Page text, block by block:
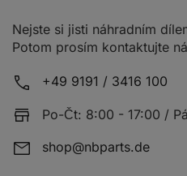
Nejste si jisti náhradním
Potom prosím kontaktujte
+49 9191 / 3416 100
Po-Čt: 8:00 - 17:00 /
shop@nbparts.de